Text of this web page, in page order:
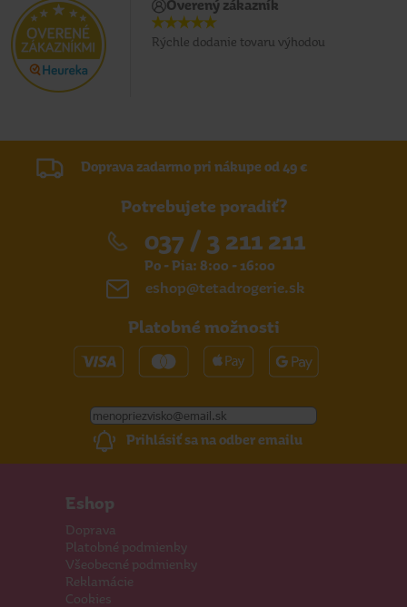
Overený zákazník
Rýchle dodanie tovaru výhodou
Doprava zadarmo pri nákupe od 49 €
Potrebujete poradiť?
037 / 3 211 211
Po - Pia: 8:00 - 16:00
eshop@tetadrogerie.sk
Platobné možnosti
Prihlásiť sa na odber emailu
Eshop
Doprava
Platobné podmienky
Všeobecné podmienky
Reklamácie
Cookies